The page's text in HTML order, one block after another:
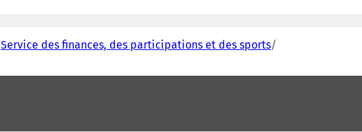
Service des finances, des participations et des sports